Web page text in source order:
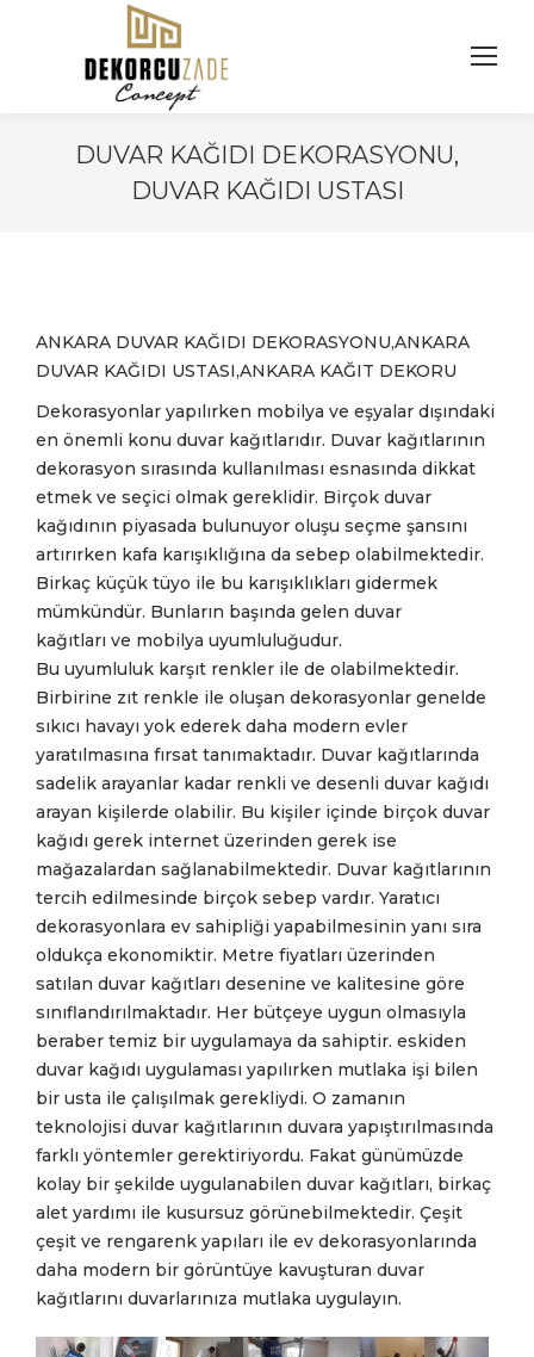
DUVAR KAĞIDI DEKORASYONU,
DUVAR KAĞIDI USTASI
ANKARA DUVAR KAĞIDI DEKORASYONU,ANKARA
DUVAR KAĞIDI USTASI,ANKARA KAĞIT DEKORU
Dekorasyonlar yapılırken mobilya ve eşyalar dışındaki
en önemli konu duvar kağıtlarıdır. Duvar kağıtlarının
dekorasyon sırasında kullanılması esnasında dikkat
etmek ve seçici olmak gereklidir. Birçok duvar
kağıdının piyasada bulunuyor oluşu seçme şansını
artırırken kafa karışıklığına da sebep olabilmektedir.
Birkaç küçük tüyo ile bu karışıklıkları gidermek
mümkündür. Bunların başında gelen duvar
kağıtları ve mobilya uyumluluğudur.
Bu uyumluluk karşıt renkler ile de olabilmektedir.
Birbirine zıt renkle ile oluşan dekorasyonlar genelde
sıkıcı havayı yok ederek daha modern evler
yaratılmasına fırsat tanımaktadır. Duvar kağıtlarında
sadelik arayanlar kadar renkli ve desenli duvar kağıdı
arayan kişilerde olabilir. Bu kişiler içinde birçok duvar
kağıdı gerek internet üzerinden gerek ise
mağazalardan sağlanabilmektedir. Duvar kağıtlarının
tercih edilmesinde birçok sebep vardır. Yaratıcı
dekorasyonlara ev sahipliği yapabilmesinin yanı sıra
oldukça ekonomiktir. Metre fiyatları üzerinden
satılan duvar kağıtları desenine ve kalitesine göre
sınıflandırılmaktadır. Her bütçeye uygun olmasıyla
beraber temiz bir uygulamaya da sahiptir. eskiden
duvar kağıdı uygulaması yapılırken mutlaka işi bilen
bir usta ile çalışılmak gerekliydi. O zamanın
teknolojisi duvar kağıtlarının duvara yapıştırılmasında
farklı yöntemler gerektiriyordu. Fakat günümüzde
kolay bir şekilde uygulanabilen duvar kağıtları, birkaç
alet yardımı ile kusursuz görünebilmektedir. Çeşit
çeşit ve rengarenk yapıları ile ev dekorasyonlarında
daha modern bir görüntüye kavuşturan duvar
kağıtlarını duvarlarınıza mutlaka uygulayın.